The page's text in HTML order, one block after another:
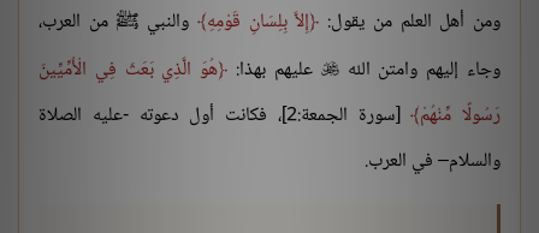
ومن أهل العلم من يقول: إِلاَّ بِلِسَانِ قَوْمِهِ والنبي ﷺ من العرب،
وجاء إليهم وامتن الله عليهم بهذا: هُوَ الَّذِي بَعَثَ فِي الْأُمِّيِّينَ
رَسُولًا مِّنْهُمْ
[سورة الجمعة:2]، فكانت أول دعوته -عليه الصلاة
والسلام– في العرب.